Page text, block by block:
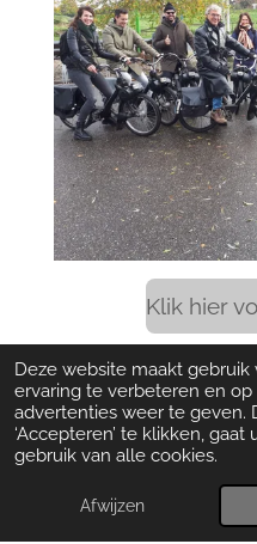
Deze website maakt
ervaring te verbeteren en
advertenties weer te geven.
‘Accepteren’ te klikken,
gebruik van alle cookies.
Afwijzen
Klik hier
Achter elke dienst
toegewijd team van
unieke expertise en